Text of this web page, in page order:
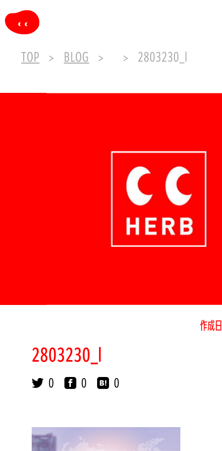
TOP BLOG 2803230_l
作成
2803230_l
0 0 0